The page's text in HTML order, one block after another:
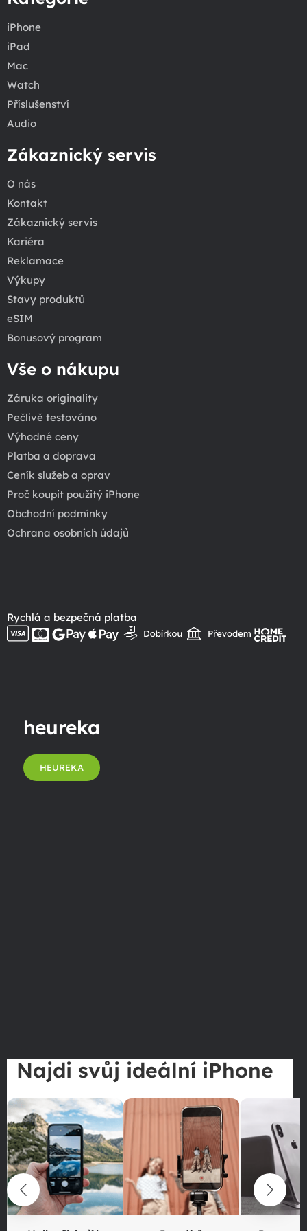
iPhone
iPad
Mac
Watch
Příslušenství
Audio
Zákaznický servis
O nás
Kontakt
Zákaznický servis
Kariéra
Reklamace
Výkupy
Stavy produktů
eSIM
Bonusový program
Vše o nákupu
Záruka originality
Pečlivě testováno
Výhodné ceny
Platba a doprava
Ceník služeb a oprav
Proč koupit použitý iPhone
Obchodní podmínky
Ochrana osobních údajů
Rychlá a bezpečná platba
heureka
HEUREKA
Najdi svůj ideální iPhone